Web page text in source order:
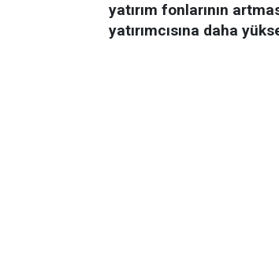
yatırım fonlarının
yatırımcısına daha